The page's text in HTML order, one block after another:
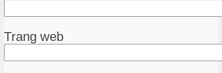
Trang web